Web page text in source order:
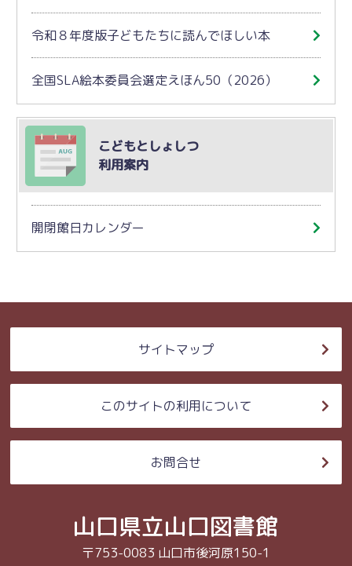
令和８年度版子どもたちに読んでほしい本
全国SLA絵本委員会選定えほん50（2026）
こどもとしょしつ
利用案内
開閉館日カレンダー
サイトマップ
このサイトの利用について
お問合せ
山口県立山口図書館
〒753-0083 山口市後河原150-1